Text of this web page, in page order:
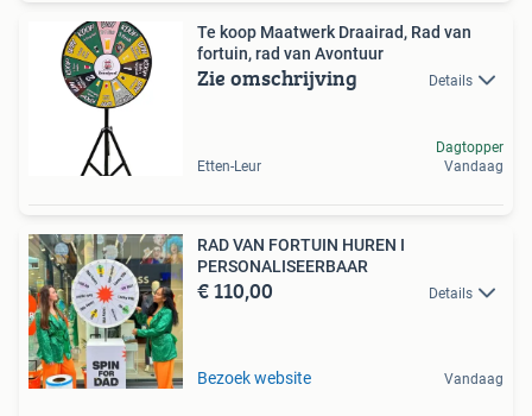
Te koop Maatwerk Draairad, Rad van
fortuin, rad van Avontuur
Zie omschrijving Details
Etten-Leur
Dagtopper
Vandaag
RAD VAN FORTUIN HUREN I
PERSONALISEERBAAR
€ 110,00 Details
Bezoek website Vandaag